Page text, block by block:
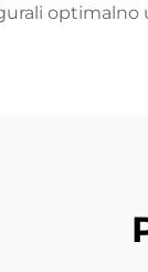
optimalno